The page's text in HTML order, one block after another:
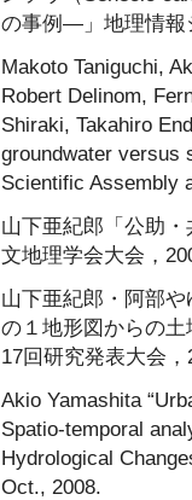
の事例―」地理情報
Makoto Taniguchi,
Robert Delinom,
Shiraki, Takahiro
groundwater versus
Scientific Assembly
山下亜紀郎「公助
文地理学会大会，
山下亜紀郎・阿部
の１地形図からの
17回研究発表大会
Akio Yamashita
Spatio-temporal
Hydrological
Oct., 2008.